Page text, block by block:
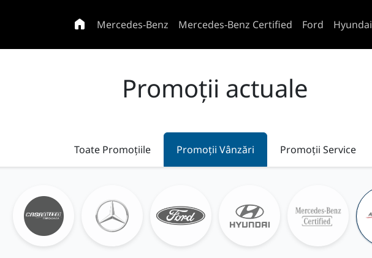
Mercedes-Benz Mercedes-Benz Certified Ford Hyundai
Promoții actuale
Toate Promoțiile Promoții Vânzări Promoții Service